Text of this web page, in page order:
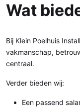
Wat
Bij Klein Poelhuis
vakmanschap,
centraal.
Verder bieden wij:
Een passend